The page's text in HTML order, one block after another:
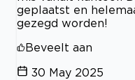
geplaatst en
gezegd worden!
Beveelt aan
30 May 2025